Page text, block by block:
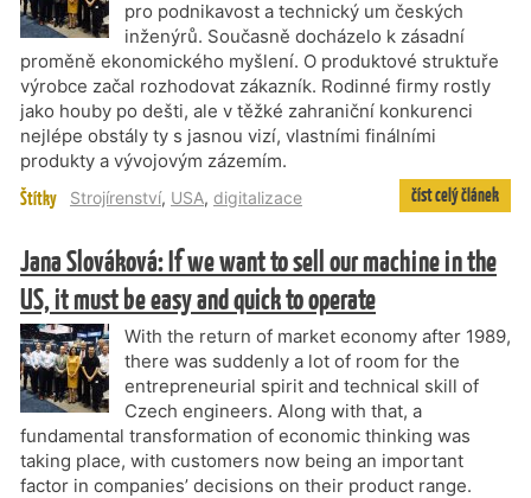
pro podnikavost a technický um českých
inženýrů. Současně docházelo k zásadní
proměně ekonomického myšlení. O produktové struktuře
výrobce začal rozhodovat zákazník. Rodinné firmy rostly
jako houby po dešti, ale v těžké zahraniční konkurenci
nejlépe obstály ty s jasnou vizí, vlastními finálními
produkty a vývojovým zázemím.
Štítky Strojírenství, USA, digitalizace číst celý článek
Jana Slováková: If we want to sell our machine in the
US, it must be easy and quick to operate
With the return of market economy after 1989,
there was suddenly a lot of room for the
entrepreneurial spirit and technical skill of
Czech engineers. Along with that, a
fundamental transformation of economic thinking was
taking place, with customers now being an important
factor in companies’ decisions on their product range.